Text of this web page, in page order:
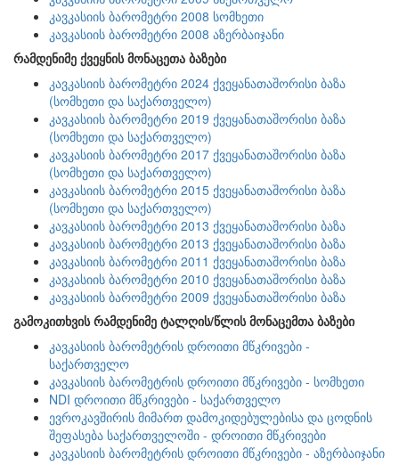
კავკასიის ბარომეტრი 2008 სომხეთი
კავკასიის ბარომეტრი 2008 აზერბაიჯანი
რამდენიმე ქვეყნის მონაცეთა ბაზები
კავკასიის ბარომეტრი 2024 ქვეყანათაშორისი ბაზა
(სომხეთი და საქართველო)
კავკასიის ბარომეტრი 2019 ქვეყანათაშორისი ბაზა
(სომხეთი და საქართველო)
კავკასიის ბარომეტრი 2017 ქვეყანათაშორისი ბაზა
(სომხეთი და საქართველო)
კავკასიის ბარომეტრი 2015 ქვეყანათაშორისი ბაზა
(სომხეთი და საქართველო)
კავკასიის ბარომეტრი 2013 ქვეყანათაშორისი ბაზა
კავკასიის ბარომეტრი 2013 ქვეყანათაშორისი ბაზა
კავკასიის ბარომეტრი 2011 ქვეყანათაშორისი ბაზა
კავკასიის ბარომეტრი 2010 ქვეყანათაშორისი ბაზა
კავკასიის ბარომეტრი 2009 ქვეყანათაშორისი ბაზა
გამოკითხვის რამდენიმე ტალღის/წლის მონაცემთა ბაზები
კავკასიის ბარომეტრის დროითი მწკრივები -
საქართველო
კავკასიის ბარომეტრის დროითი მწკრივები - სომხეთი
NDI დროითი მწკრივები - საქართველო
ევროკავშირის მიმართ დამოკიდებულებისა და ცოდნის
შეფასება საქართველოში - დროითი მწკრივები
კავკასიის ბარომეტრის დროითი მწკრივები - აზერბაიჯანი